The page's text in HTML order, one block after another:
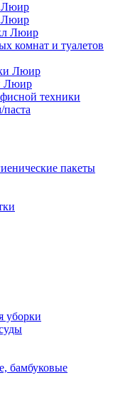
Люир
Люир
Люир
комнат и туалетов
Люир
Люир
техники
пакеты
уборки
бамбуковые